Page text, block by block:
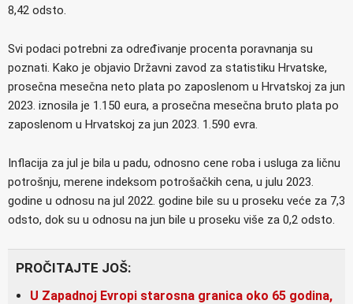
8,42 odsto.
Svi podaci potrebni za određivanje procenta poravnanja su
poznati. Kako je objavio Državni zavod za statistiku Hrvatske,
prosečna mesečna neto plata po zaposlenom u Hrvatskoj za jun
2023. iznosila je 1.150 eura, a prosečna mesečna bruto plata po
zaposlenom u Hrvatskoj za jun 2023. 1.590 evra.
Inflacija za jul je bila u padu, odnosno cene roba i usluga za ličnu
potrošnju, merene indeksom potrošačkih cena, u julu 2023.
godine u odnosu na jul 2022. godine bile su u proseku veće za 7,3
odsto, dok su u odnosu na jun bile u proseku više za 0,2 odsto.
PROČITAJTE JOŠ:
U Zapadnoj Evropi starosna granica oko 65 godina,